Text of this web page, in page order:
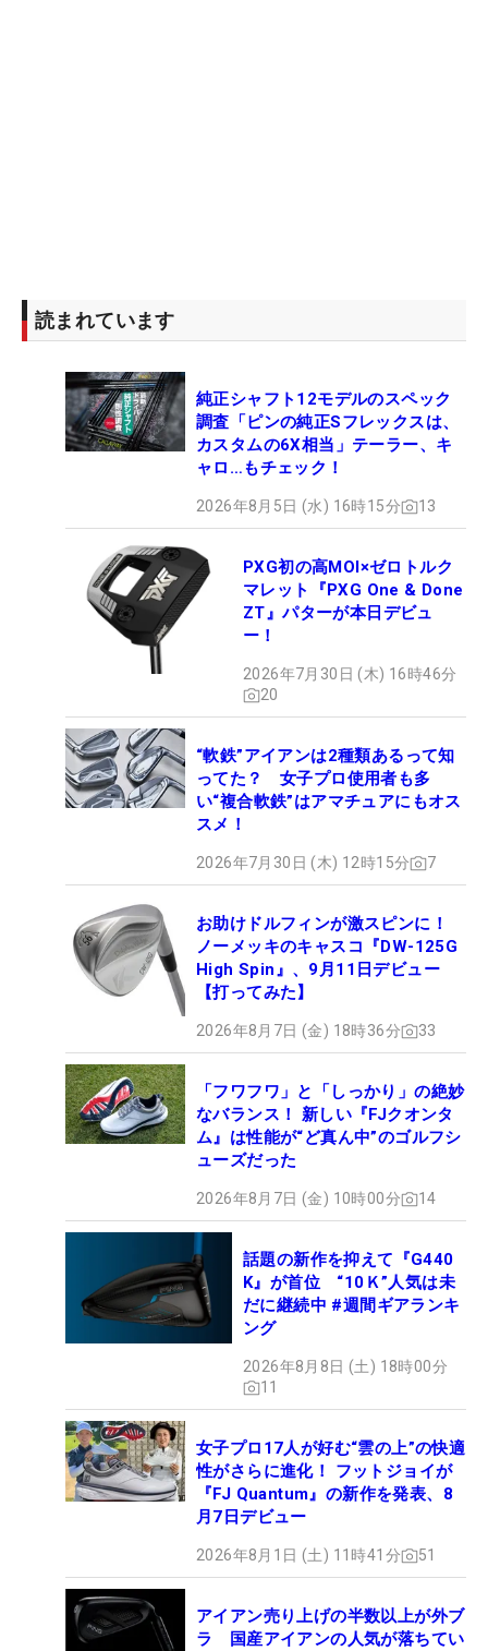
読まれています
純正シャフト12モデルのスペック
調査「ピンの純正Sフレックスは、
カスタムの6X相当」テーラー、キ
ャロ…もチェック！
2026年8月5日 (水) 16時15分 13
PXG初の高MOI×ゼロトルク
マレット『PXG One & Done
ZT』パターが本日デビュ
ー！
2026年7月30日 (木) 16時46分
20
“軟鉄”アイアンは2種類あるって知
ってた？ 女子プロ使用者も多
い“複合軟鉄”はアマチュアにもオス
スメ！
2026年7月30日 (木) 12時15分 7
お助けドルフィンが激スピンに！
ノーメッキのキャスコ『DW-125G
High Spin』、9月11日デビュー
【打ってみた】
2026年8月7日 (金) 18時36分 33
「フワフワ」と「しっかり」の絶妙
なバランス！ 新しい『FJクオンタ
ム』は性能が“ど真ん中”のゴルフシ
ューズだった
2026年8月7日 (金) 10時00分 14
話題の新作を抑えて『G440
K』が首位 “10Ｋ”人気は未
だに継続中 #週間ギアランキ
ング
2026年8月8日 (土) 18時00分
11
女子プロ17人が好む“雲の上”の快適
性がさらに進化！ フットジョイが
『FJ Quantum』の新作を発表、8
月7日デビュー
2026年8月1日 (土) 11時41分 51
アイアン売り上げの半数以上が外ブ
ラ 国産アイアンの人気が落ちてい